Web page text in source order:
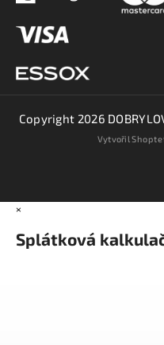
Copyright 2026
Vytvořil
×
Splátková